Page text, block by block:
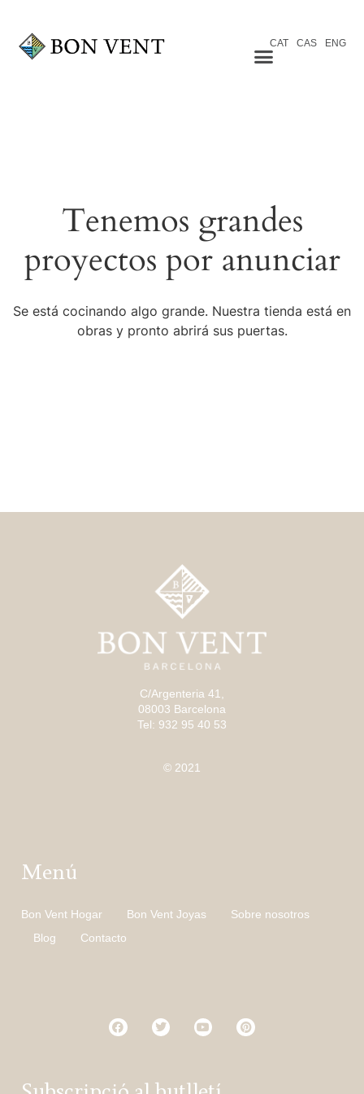
CAT CAS ENG
Tenemos grandes
proyectos por anunciar
Se está cocinando algo grande. Nuestra tienda está en
obras y pronto abrirá sus puertas.
C/Argenteria 41,
08003 Barcelona
Tel: 932 95 40 53
© 2021
Menú
Bon Vent Hogar Bon Vent Joyas
Sobre nosotros
Blog
Contacto